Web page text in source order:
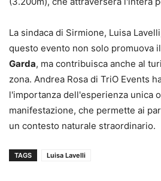
La sindaca di Sirmione, Luisa
questo evento non solo promuova il
Garda, ma contribuisca anche al
zona. Andrea Rosa di TriO Events
l'importanza dell'esperienza unica
manifestazione, che permette ai
un contesto naturale straordinario.
TAGS Luisa Lavelli